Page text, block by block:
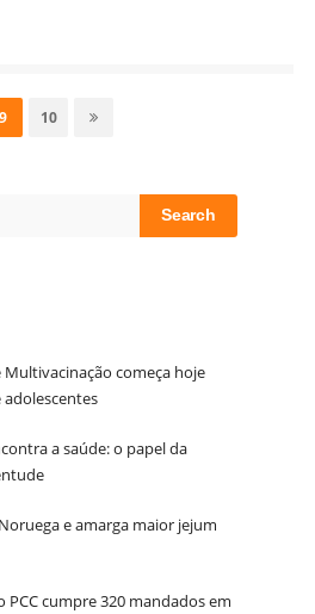
Page
9 Page
10
começa hoje
adolescentes
a saúde: o papel da
e amarga maior jejum
cumpre 320 mandados em